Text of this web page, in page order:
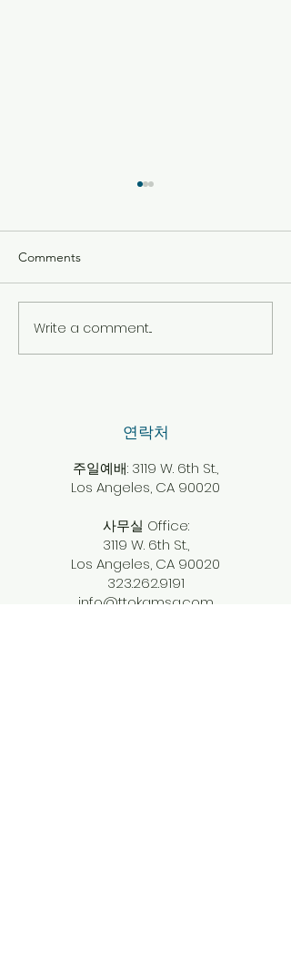
One Hour Prayer
Comments
Write a comment...
​연락처
주일예배: 3119 W. 6th St.,
Los Angeles, CA 90020
사무실 Office:
3119 W. 6th St.,
Los Angeles, CA 90020
323.262.9191
info@ttokamsa.com